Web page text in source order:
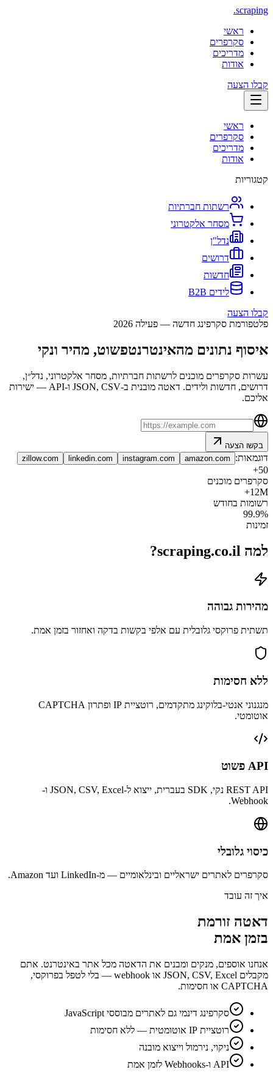
scraping
.
ראשי
סקרפרים
מדריכים
אודות
קבלו הצעה
ראשי
סקרפרים
מדריכים
אודות
קטגוריות
רשתות חברתיות
מסחר אלקטרוני
נדל"ן
דרושים
חדשות
לידים B2B
קבלו הצעה
פלטפורמת סקרפינג חדשה — פעילה 2026
איסוף נתונים מהאינטרנטפשוט, מהיר ונקי
עשרות סקרפרים מוכנים לרשתות חברתיות, מסחר אלקטרוני, נדל״ן,
דרושים, חדשות ולידים. דאטה מובנית ב-JSON, CSV ו-API — ישירות
אליכם.
בקשו הצעה
דוגמאות: amazon.com
instagram.com
linkedin.com
zillow.com
50+
סקרפרים מוכנים
12M+
רשומות בחודש
99.9%
זמינות
למה scraping.co.il?
מהירות גבוהה
תשתית פרוקסי גלובלית עם אלפי בקשות בדקה ואחזור בזמן אמת.
ללא חסימות
מנגנוני אנטי-בלוקינג מתקדמים, רוטציית IP ופתרון CAPTCHA
אוטומטי.
API פשוט
REST API נקי, SDK בעברית, ייצוא ל-JSON, CSV, Excel ו-
Webhook.
כיסוי גלובלי
סקרפרים לאתרים ישראליים ובינלאומיים — מ-LinkedIn ועד Amazon.
איך זה עובד
דאטה זורמת
בזמן אמת
אנחנו אוספים, מנקים ומבנים את הדאטה מכל אתר באינטרנט. אתם
מקבלים JSON, CSV, Excel או webhook — בלי לטפל בפרוקסי,
CAPTCHA או חסימות.
סקרפינג דינמי גם לאתרים מבוססי JavaScript
רוטציית IP אוטומטית — ללא חסימות
ניקוי, נירמול וייצוא מובנה
API ו-Webhooks לזמן אמת